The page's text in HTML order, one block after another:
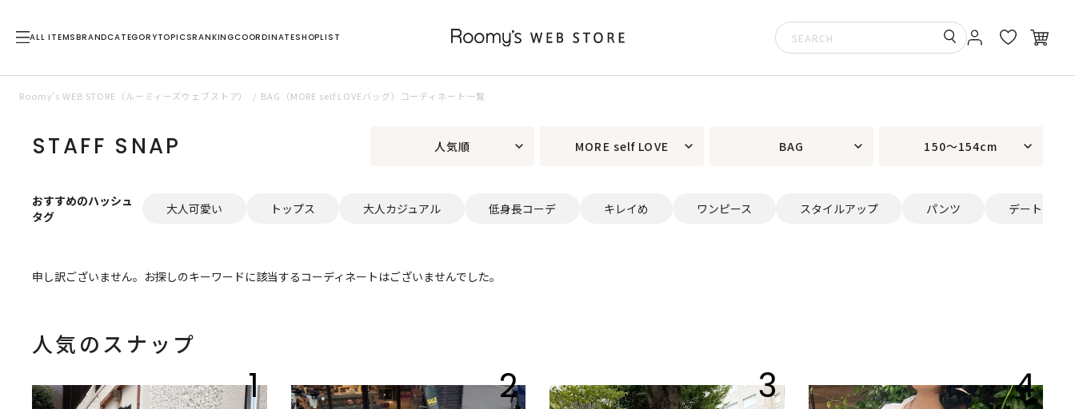
ALL ITEMSBRANDCATEGORYTOPICSRANKINGCOORDINATESHOPLIST
Roomy’s WEB STORE（ルーミィーズウェブストア） BAG（MORE self LOVEバッグ）コーディネート一覧
STAFF SNAP 人気順 MORE self LOVE BAG 150～154cm
おすすめのハッシュ
タグ
大人可愛い トップス 大人カジュアル 低身長コーデ キレイめ ワンピース スタイルアップ パンツ デート
申し訳ございません。お探しのキーワードに該当するコーディネートはございませんでした。
人気のスナップ
1 2 3 4